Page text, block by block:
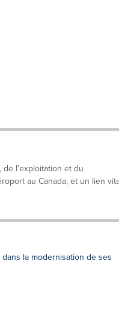
l’exploitation et du
au Canada, et un lien
la modernisation de ses